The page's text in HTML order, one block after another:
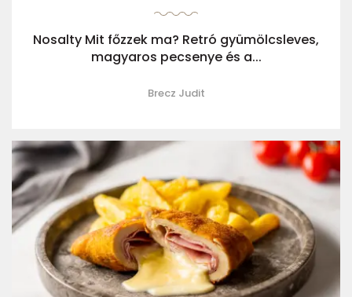
Nosalty Mit főzzek ma? Retró gyümölcsleves,
magyaros pecsenye és a...
Brecz Judit